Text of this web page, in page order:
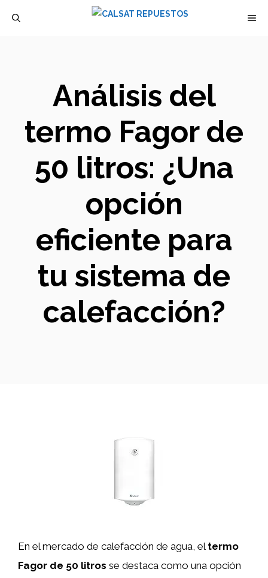
Análisis del
termo Fagor de
50 litros: ¿Una
opción
eficiente para
tu sistema de
calefacción?
En el mercado de calefacción de agua, el termo
Fagor de 50 litros se destaca como una opción